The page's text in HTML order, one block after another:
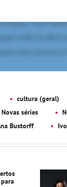
cultura (geral)
Novas séries
Bustorff